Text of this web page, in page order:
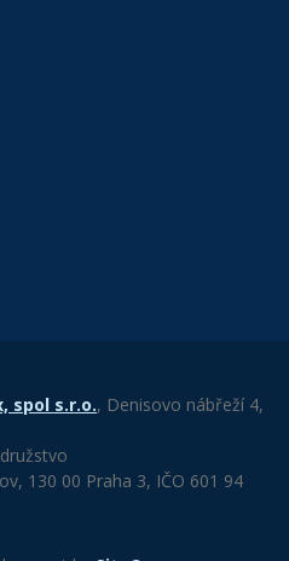
spol s.r.o., Denisovo nábřeží 4,
130 00 Praha 3, IČO 601 94